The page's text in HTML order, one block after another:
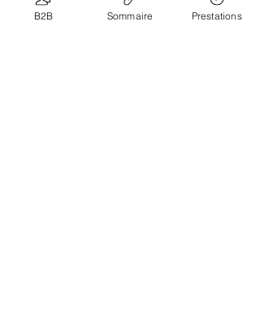
B2B Sommaire Prestations